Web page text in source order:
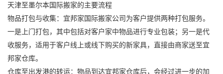
天津至墨尔本 国际搬家的主要流程
物品打包与收集：宜邦家 国际搬家公司为客户提供两种打包服务。
一是上门打包，其中包括对客户家中物品进行专业包装；另一是代
收服务，适用于客户线上或线下购买的新家具，直接由商家送至宜
邦家仓库。
仓库至出发港的转运：物品到达宜邦家仓库后，会经过进一步的加